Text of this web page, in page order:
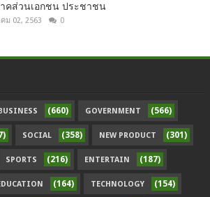
คส่วนเอกชน ประชาชน
ม 02, 2563 0
BUSINESS (660) GOVERNMENT (566)
SOCIAL (358) NEW PRODUCT (301)
SPORTS (216) ENTERTAIN (187)
(164) TECHNOLOGY (154)